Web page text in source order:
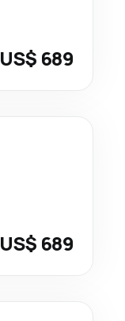
US$ 689
US$ 689